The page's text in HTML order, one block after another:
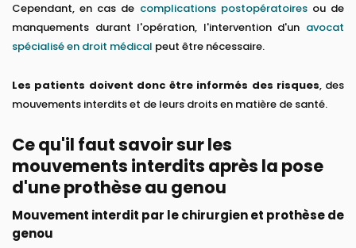
Cependant, en cas de complications postopératoiresou de
manquements durant l'opération, l'intervention d'un avocat
spécialisé en droit médical peut être nécessaire.
Les patients doivent donc être informés des risques, des
mouvements interdits et de leurs droits en matière de santé.
Ce qu'il faut savoir sur les
mouvements interdits après la pose
d'une prothèse au genou
Mouvement interdit par le chirurgien et prothèse de
genou